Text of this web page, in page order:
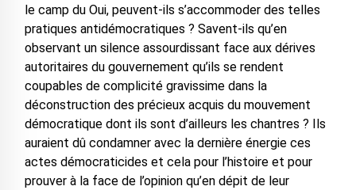
le camp du Oui, peuvent-ils s’accommoder des telles
pratiques antidémocratiques ? Savent-ils qu’en
observant un silence assourdissant face aux dérives
autoritaires du gouvernement qu’ils se rendent
coupables de complicité gravissime dans la
déconstruction des précieux acquis du mouvement
démocratique dont ils sont d’ailleurs les chantres ? Ils
auraient dû condamner avec la dernière énergie ces
actes démocraticides et cela pour l’histoire et pour
prouver à la face de l’opinion qu’en dépit de leur